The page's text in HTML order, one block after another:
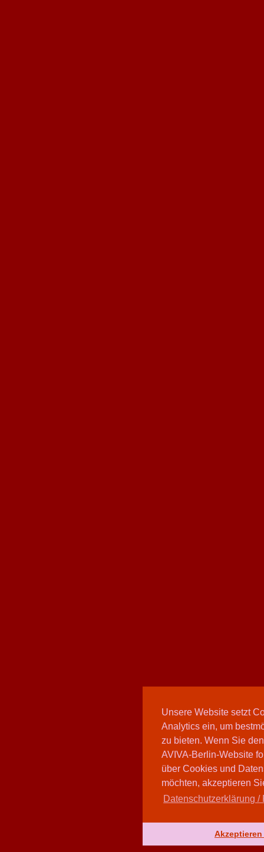
Unsere Website setzt
Analytics ein, um
zu bieten. Wenn Sie
AVIVA-Berlin-Website
über Cookies und
möchten, akzeptieren
Datenschutzerklärung /